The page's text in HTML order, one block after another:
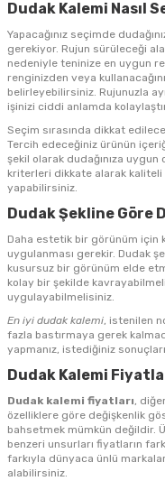
Dudak Kalemi Nasıl
Yapacağınız seçimde
gerekiyor. Rujun sürüleceği
nedeniyle teninize en uygun
renginizden veya
belirleyebilirsiniz. Rujunuzla
işinizi ciddi anlamda
Seçim sırasında dikkat
Tercih edeceğiniz ürünün
şekil olarak dudağınıza uygun
kriterleri dikkate alarak
yapabilirsiniz.
Dudak Şekline Göre
Daha estetik bir görünüm için
uygulanması gerekir. Dudak
kusursuz bir görünüm elde
kolay bir şekilde
uygulayabilmelisiniz.
En iyi dudak kalemi, istenilen
fazla bastırmaya gerek
yapmanız, istediğiniz
Dudak Kalemi
Dudak kalemi fiyatları,
özelliklere göre değişkenlik
bahsetmek mümkün değildir.
benzeri unsurları fiyatların
farkıyla dünyaca ünlü
alabilirsiniz.